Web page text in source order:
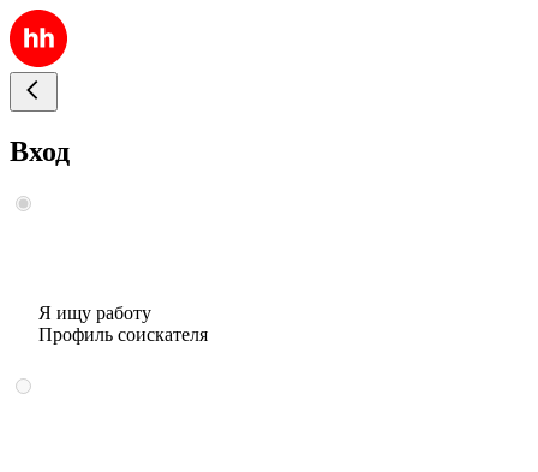
Вход
Я ищу работу
Профиль соискателя